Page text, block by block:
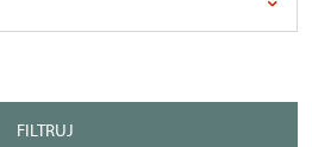
FILTRUJ